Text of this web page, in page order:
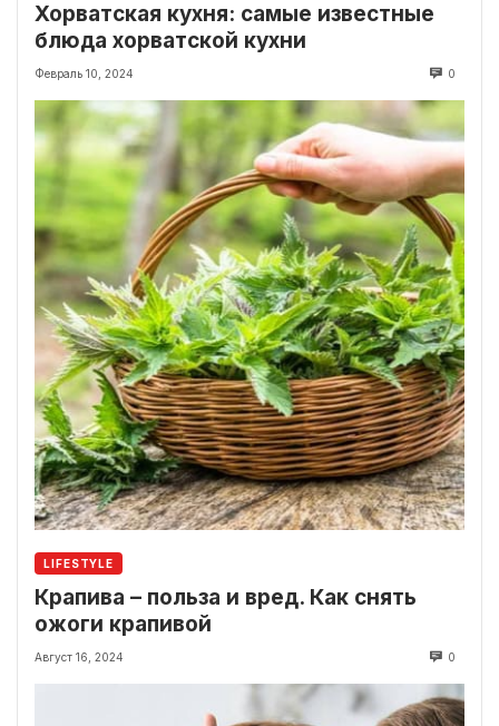
Хорватская кухня: самые известные
блюда хорватской кухни
Февраль 10, 2024 0
LIFESTYLE
Крапива – польза и вред. Как снять
ожоги крапивой
Август 16, 2024 0